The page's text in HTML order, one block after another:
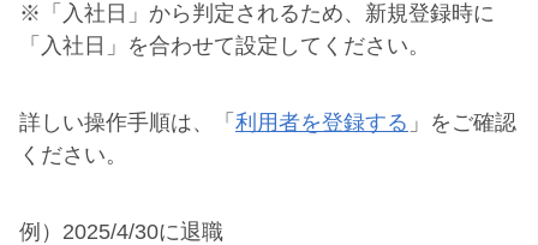
※「入社日」から判定されるため、新規登録時に
「入社日」を合わせて設定してください。
詳しい操作手順は、「 利用者を登録する 」をご確認
ください。
例）2025/4/30に退職